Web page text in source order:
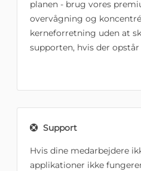
planen - brug vores
overvågning og
kerneforretning uden at
supporten, hvis der
Support
Hvis dine medarbejdere
applikationer ikke